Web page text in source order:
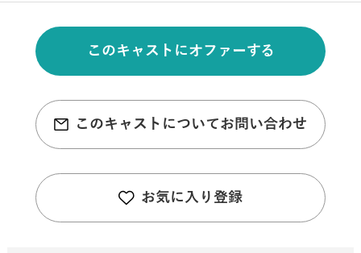
このキャストにオファーする
このキャストについてお問い合わせ
お気に入り登録